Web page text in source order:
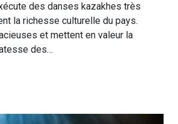
des danses kazakhes très
la richesse culturelle du pays.
et mettent en valeur la
des…